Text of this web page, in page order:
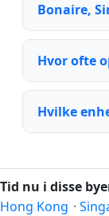
Bonaire,
Hvor ofte
Hvilke
Tid nu i disse
Hong Kong ·